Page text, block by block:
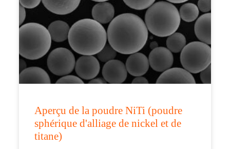
Aperçu de la poudre NiTi (poudre
sphérique d'alliage de nickel et de
titane)